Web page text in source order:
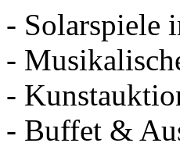
- Solarspiele
-
-
- Buffet &